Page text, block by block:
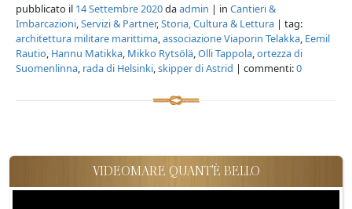
pubblicato il 14 Settembre 2020daadmin | in Cantieri &
Imbarcazioni,Servizi & Partner,Storia, Cultura & Lettura | tag:
architettura militare marittima,associazione Viaporin Telakka, Eemil
Rautio, Hannu Matikka, Mikko Rytsölä,Olli Tappola,ortezza di
Suomenlinna, rada di Helsinki,skipper di Astrid | commenti:0
VIDEOMARE QUANT'È BELLO